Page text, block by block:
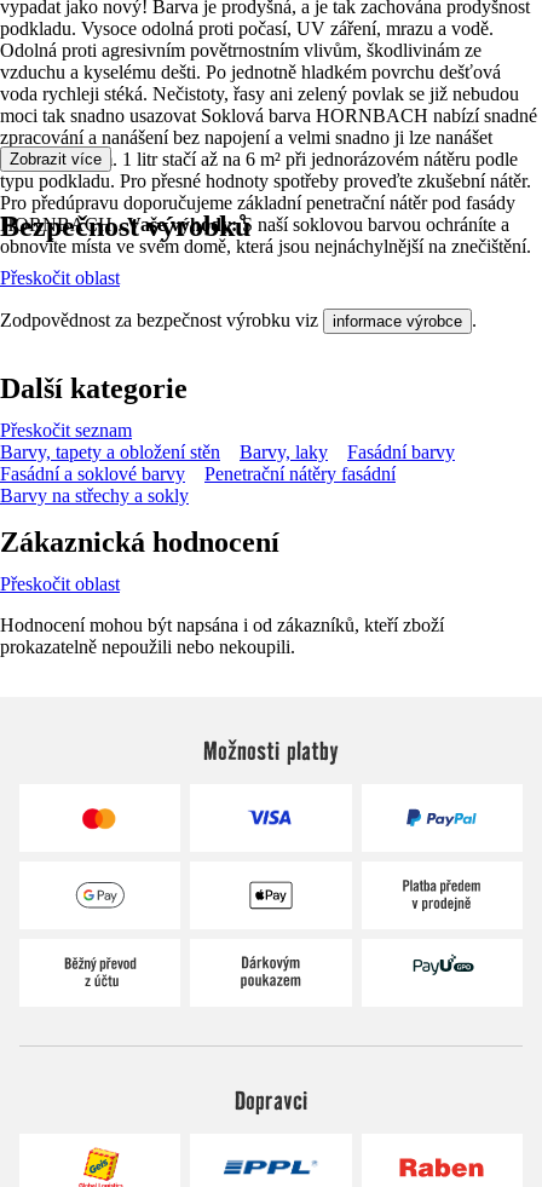
vypadat jako nový! Barva je prodyšná, a je tak zachována prodyšnost
podkladu. Vysoce odolná proti počasí, UV záření, mrazu a vodě.
Odolná proti agresivním povětrnostním vlivům, škodlivinám ze
vzduchu a kyselému dešti. Po jednotně hladkém povrchu dešťová
voda rychleji stéká. Nečistoty, řasy ani zelený povlak se již nebudou
moci tak snadno usazovat Soklová barva HORNBACH nabízí snadné
zpracování a nanášení bez napojení a velmi snadno ji lze nanášet
rozprašováním. 1 litr stačí až na 6 m² při jednorázovém nátěru podle
typu podkladu. Pro přesné hodnoty spotřeby proveďte zkušební nátěr.
Pro předúpravu doporučujeme základní penetrační nátěr pod fasády
HORNBACH .Vaše výhody:S naší soklovou barvou ochráníte a
obnovíte místa ve svém domě, která jsou nejnáchylnější na znečištění.
Zobrazit více
Bezpečnost výrobků
Přeskočit oblast
Zodpovědnost za bezpečnost výrobku viz informace výrobce .
Další kategorie
Přeskočit seznam
Barvy, tapety a obložení stěn
Barvy, laky
Fasádní barvy
Fasádní a soklové barvy
Penetrační nátěry fasádní
Barvy na střechy a sokly
Zákaznická hodnocení
Přeskočit oblast
Hodnocení mohou být napsána i od zákazníků, kteří zboží
prokazatelně nepoužili nebo nekoupili.
Možnosti platby
Dopravci